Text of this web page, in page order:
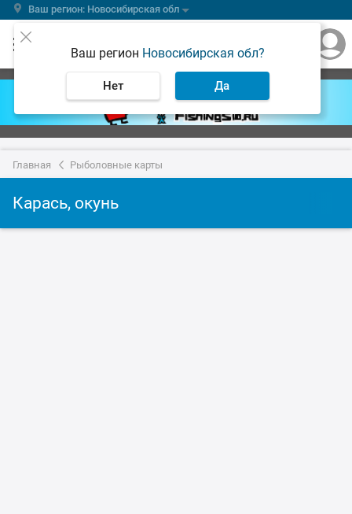
Ваш регион: Новосибирская обл
Ваш регион Новосибирская обл?
Нет Да
Главная Рыболовные карты
Карась, окунь